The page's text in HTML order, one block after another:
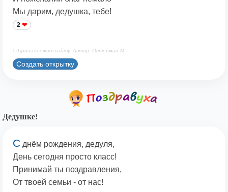
Мы дарим, дедушка, тебе!
2
© Принадлежит сайту. Автор: Остерман М.
Создать открытку
Дедушке!
С днём рождения, дедуля,
День сегодня просто класс!
Принимай ты поздравления,
От твоей семьи - от нас!